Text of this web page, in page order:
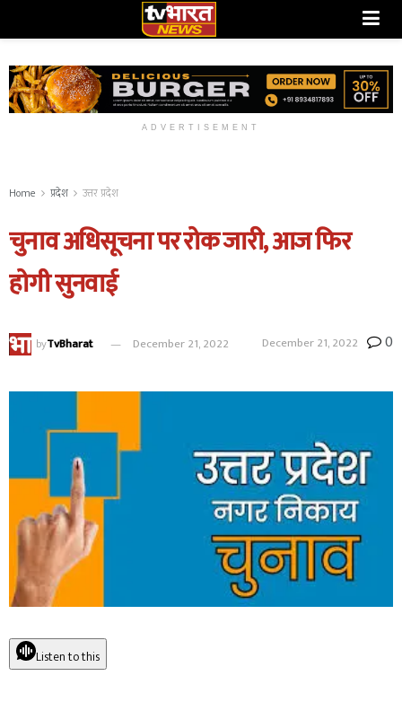
ADVERTISEMENT
Home प्रदेश उत्तर प्रदेश
चुनाव अधिसूचना पर रोक जारी, आज फिर
होगी सुनवाई
byTvBharat December 21, 2022 December 21, 2022 0
Listen to this